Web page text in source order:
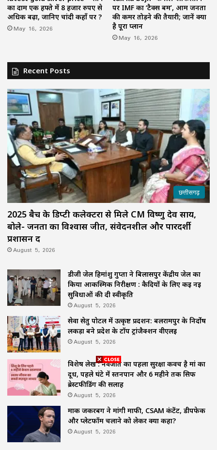
का दाम एक हफ्ते में 8 हजार रुपए से
अधिक बढ़ा, जानिए चांदी कहाँ पर ?
May 16, 2026
पर IMF का ‘टैक्स बम’, आम जनता
की कमर तोड़ने की तैयारी; जानें क्या
है पूरा प्लान
May 16, 2026
Recent Posts
छत्तीसगढ़
2025 बैच के डिप्टी कलेक्टरों से मिले CM विष्णु देव साय,
बोले- जनता का विश्वास जीतें, संवेदनशील और पारदर्शी
प्रशासन दें
August 5, 2026
डीजी जेल हिमांशु गुप्ता ने बिलासपुर केंद्रीय जेल का
किया आकस्मिक निरीक्षण : कैदियों के लिए कई नई
सुविधाओं की दी स्वीकृति
August 5, 2026
सेवा सेतु पोर्टल में उत्कृष्ट प्रदर्शन: बलरामपुर के निर्दोष
लकड़ा बने प्रदेश के टॉप ट्रांजैक्शन वीएलई
August 5, 2026
विशेष लेख : नवजात का पहला सुरक्षा कवच है मां का
दूध, पहले घंटे में स्तनपान और 6 महीने तक सिर्फ
ब्रेस्टफीडिंग की सलाह
August 5, 2026
मार्क जकरबर्ग ने मांगी माफी, CSAM कंटेंट, डीपफेक
और प्लेटफॉर्म चलाने को लेकर क्या कहा?
August 5, 2026